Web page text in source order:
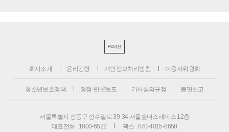
PC버전
회사소개 윤리강령 개인정보처리방침 이용자위원회
청소년보호정책 정정·반론보도 기사심의규정 불편신고
서울특별시 성동구 성수일로 39-34 서울숲더스페이스 12층
대표전화 : 1800-6522
팩스 : 070-4015-8658